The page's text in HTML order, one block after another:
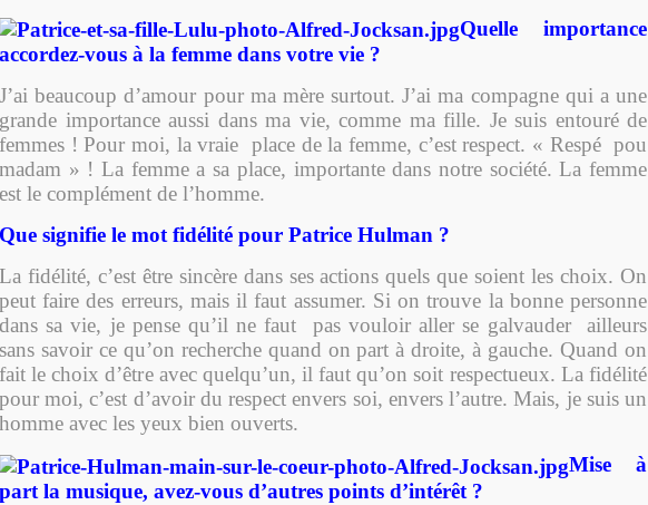
Quelle importance
accordez-vous à la femme dans votre vie ?
J’ai beaucoup d’amour pour ma mère surtout. J’ai ma compagne qui a une
grande importance aussi dans ma vie, comme ma fille. Je suis entouré de
femmes ! Pour moi, la vraie place de la femme, c’est respect. « Respé pou
madam » ! La femme a sa place, importante dans notre société. La femme
est le complément de l’homme.
Que signifie le mot fidélité pour Patrice Hulman ?
La fidélité, c’est être sincère dans ses actions quels que soient les choix. On
peut faire des erreurs, mais il faut assumer. Si on trouve la bonne personne
dans sa vie, je pense qu’il ne faut pas vouloir aller se galvauder ailleurs
sans savoir ce qu’on recherche quand on part à droite, à gauche. Quand on
fait le choix d’être avec quelqu’un, il faut qu’on soit respectueux. La fidélité
pour moi, c’est d’avoir du respect envers soi, envers l’autre. Mais, je suis un
homme avec les yeux bien ouverts.
Mise à
part la musique, avez-vous d’autres points d’intérêt ?